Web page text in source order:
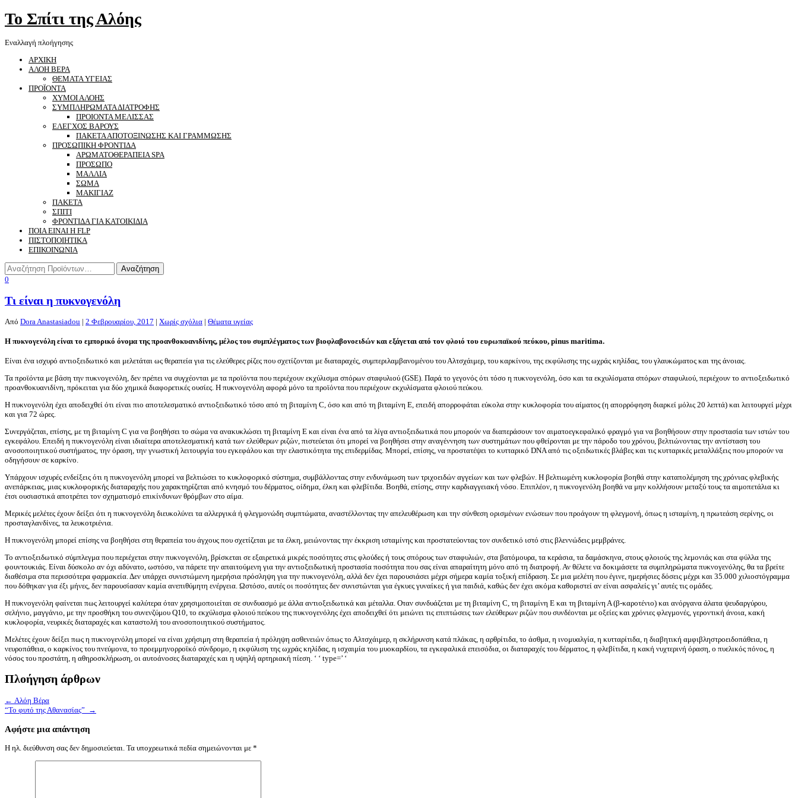
Το Σπίτι της Αλόης
Εναλλαγή πλοήγησης
ΑΡΧΙΚΗ
ΑΛΟΗ ΒΕΡΑ
ΘΕΜΑΤΑ ΥΓΕΙΑΣ
ΠΡΟΪΟΝΤΑ
ΧΥΜΟΙ ΑΛΟΗΣ
ΣΥΜΠΛΗΡΩΜΑΤΑ ΔΙΑΤΡΟΦΗΣ
ΠΡΟΙΟΝΤΑ ΜΕΛΙΣΣΑΣ
ΕΛΕΓΧΟΣ ΒΑΡΟΥΣ
ΠΑΚΕΤΑ ΑΠΟΤΟΞΙΝΩΣΗΣ ΚΑΙ ΓΡΑΜΜΩΣΗΣ
ΠΡΟΣΩΠΙΚΗ ΦΡΟΝΤΙΔΑ
ΑΡΩΜΑΤΟΘΕΡΑΠΕΙΑ SPA
ΠΡΟΣΩΠΟ
ΜΑΛΛΙΑ
ΣΩΜΑ
ΜΑΚΙΓΙΑΖ
ΠΑΚΕΤΑ
ΣΠΙΤΙ
ΦΡΟΝΤΙΔΑ ΓΙΑ ΚΑΤΟΙΚΙΔΙΑ
ΠΟΙΑ ΕΙΝΑΙ Η FLP
ΠΙΣΤΟΠΟΙΗΤΙΚΑ
ΕΠΙΚΟΙΝΩΝΙΑ
0
Τι είναι η πυκνογενόλη
Από Dora Anastasiadou | 2 Φεβρουαρίου, 2017 | Χωρίς σχόλια | Θέματα υγείας
Η πυκνογενόλη είναι το εμπορικό όνομα της προανθοκυανιδίνης, μέλος του συμπλέγματος των βιοφλαβονοειδών και εξάγεται από τον φλοιό του ευρωπαϊκού πεύκου, pinus maritima.
Είναι ένα ισχυρό αντιοξειδωτικό και μελετάται ως θεραπεία για τις ελεύθερες ρίζες που σχετίζονται με διαταραχές, συμπεριλαμβανομένου του Αλτσχάιμερ, του καρκίνου, της εκφύλισης της ωχράς κηλίδας, του γλαυκώματος και της άνοιας.
Τα προϊόντα με βάση την πυκνογενόλη, δεν πρέπει να συγχέονται με τα προϊόντα που περιέχουν εκχύλισμα σπόρων σταφυλιού (GSE). Παρά το γεγονός ότι τόσο η πυκνογενόλη, όσο και τα εκχυλίσματα σπόρων σταφυλιού, περιέχουν το αντιοξειδωτικό
προανθοκυανιδίνη, πρόκειται για δύο χημικά διαφορετικές ουσίες. Η πυκνογενόλη αφορά μόνο τα προϊόντα που περιέχουν εκχυλίσματα φλοιού πεύκου.
Η πυκνογενόλη έχει αποδειχθεί ότι είναι πιο αποτελεσματικό αντιοξειδωτικό τόσο από τη βιταμίνη C, όσο και από τη βιταμίνη Ε, επειδή απορροφάται εύκολα στην κυκλοφορία του αίματος (η απορρόφηση διαρκεί μόλις 20 λεπτά) και λειτουργεί μέχρι
και για 72 ώρες.
Συνεργάζεται, επίσης, με τη βιταμίνη C για να βοηθήσει το σώμα να ανακυκλώσει τη βιταμίνη Ε και είναι ένα από τα λίγα αντιοξειδωτικά που μπορούν να διαπεράσουν τον αιματοεγκεφαλικό φραγμό για να βοηθήσουν στην προστασία των ιστών του
εγκεφάλου. Επειδή η πυκνογενόλη είναι ιδιαίτερα αποτελεσματική κατά των ελεύθερων ριζών, πιστεύεται ότι μπορεί να βοηθήσει στην αναγέννηση των συστημάτων που φθείρονται με την πάροδο του χρόνου, βελτιώνοντας την αντίσταση του
ανοσοποιητικού συστήματος, την όραση, την γνωστική λειτουργία του εγκεφάλου και την ελαστικότητα της επιδερμίδας. Μπορεί, επίσης, να προστατέψει το κυτταρικό DNA από τις οξειδωτικές βλάβες και τις κυτταρικές μεταλλάξεις που μπορούν να
οδηγήσουν σε καρκίνο.
Υπάρχουν ισχυρές ενδείξεις ότι η πυκνογενόλη μπορεί να βελτιώσει το κυκλοφορικό σύστημα, συμβάλλοντας στην ενδυνάμωση των τριχοειδών αγγείων και των φλεβών. Η βελτιωμένη κυκλοφορία βοηθά στην καταπολέμηση της χρόνιας φλεβικής
ανεπάρκειας, μιας κυκλοφορικής διαταραχής που χαρακτηρίζεται από κνησμό του δέρματος, οίδημα, έλκη και φλεβίτιδα. Βοηθά, επίσης, στην καρδιαγγειακή νόσο. Επιπλέον, η πυκνογενόλη βοηθά να μην κολλήσουν μεταξύ τους τα αιμοπετάλια κι
έτσι ουσιαστικά αποτρέπει τον σχηματισμό επικίνδυνων θρόμβων στο αίμα.
Μερικές μελέτες έχουν δείξει ότι η πυκνογενόλη διευκολύνει τα αλλεργικά ή φλεγμονώδη συμπτώματα, αναστέλλοντας την απελευθέρωση και την σύνθεση ορισμένων ενώσεων που προάγουν τη φλεγμονή, όπως η ισταμίνη, η πρωτεάση σερίνης, οι
προσταγλανδίνες, τα λευκοτριένια.
Η πυκνογενόλη μπορεί επίσης να βοηθήσει στη θεραπεία του άγχους που σχετίζεται με τα έλκη, μειώνοντας την έκκριση ισταμίνης και προστατεύοντας τον συνδετικό ιστό στις βλεννώδεις μεμβράνες.
Το αντιοξειδωτικό σύμπλεγμα που περιέχεται στην πυκνογενόλη, βρίσκεται σε εξαιρετικά μικρές ποσότητες στις φλούδες ή τους σπόρους των σταφυλιών, στα βατόμουρα, τα κεράσια, τα δαμάσκηνα, στους φλοιούς της λεμονιάς και στα φύλλα της
φουντουκιάς. Είναι δύσκολο αν όχι αδύνατο, ωστόσο, να πάρετε την απαιτούμενη για την αντιοξειδωτική προστασία ποσότητα που σας είναι απαραίτητη μόνο από τη διατροφή. Αν θέλετε να δοκιμάσετε τα συμπληρώματα πυκνογενόλης, θα τα βρείτε
διαθέσιμα στα περισσότερα φαρμακεία. Δεν υπάρχει συνιστώμενη ημερήσια πρόσληψη για την πυκνογενόλη, αλλά δεν έχει παρουσιάσει μέχρι σήμερα καμία τοξική επίδραση. Σε μια μελέτη που έγινε, ημερήσιες δόσεις μέχρι και 35.000 χιλιοστόγραμμα
που δόθηκαν για έξι μήνες, δεν παρουσίασαν καμία ανεπιθύμητη ενέργεια. Ωστόσο, αυτές οι ποσότητες δεν συνιστώνται για έγκυες γυναίκες ή για παιδιά, καθώς δεν έχει ακόμα καθοριστεί αν είναι ασφαλείς γι’ αυτές τις ομάδες.
Η πυκνογενόλη φαίνεται πως λειτουργεί καλύτερα όταν χρησιμοποιείται σε συνδυασμό με άλλα αντιοξειδωτικά και μέταλλα. Οταν συνδυάζεται με τη βιταμίνη C, τη βιταμίνη Ε και τη βιταμίνη Α (β-καροτένιο) και ανόργανα άλατα ψευδαργύρου,
σελήνιο, μαγγάνιο, με την προσθήκη του συνενζύμου Q10, το εκχύλισμα φλοιού πεύκου της πυκνογενόλης έχει αποδειχθεί ότι μειώνει τις επιπτώσεις των ελεύθερων ριζών που συνδέονται με οξείες και χρόνιες φλεγμονές, γεροντική άνοια, κακή
κυκλοφορία, νευρικές διαταραχές και καταστολή του ανοσοποιητικού συστήματος.
Μελέτες έχουν δείξει πως η πυκνογενόλη μπορεί να είναι χρήσιμη στη θεραπεία ή πρόληψη ασθενειών όπως το Αλτσχάιμερ, η σκλήρυνση κατά πλάκας, η αρθρίτιδα, το άσθμα, η ινομυαλγία, η κυτταρίτιδα, η διαβητική αμφιβληστροειδοπάθεια, η
νευροπάθεια, ο καρκίνος του πνεύμονα, το προεμμηνορροϊκό σύνδρομο, η εκφύλιση της ωχράς κηλίδας, η ισχαιμία του μυοκαρδίου, τα εγκεφαλικά επεισόδια, οι διαταραχές του δέρματος, η φλεβίτιδα, η κακή νυχτερινή όραση, ο πυελικός πόνος, η
νόσος του προστάτη, η αθηροσκλήρωση, οι αυτοάνοσες διαταραχές και η υψηλή αρτηριακή πίεση. ‘ ‘ type=’ ‘
Πλοήγηση άρθρων
← Αλόη Βέρα
“Το φυτό της Αθανασίας” →
Αφήστε μια απάντηση
Η ηλ. διεύθυνση σας δεν δημοσιεύεται. Τα υποχρεωτικά πεδία σημειώνονται με *